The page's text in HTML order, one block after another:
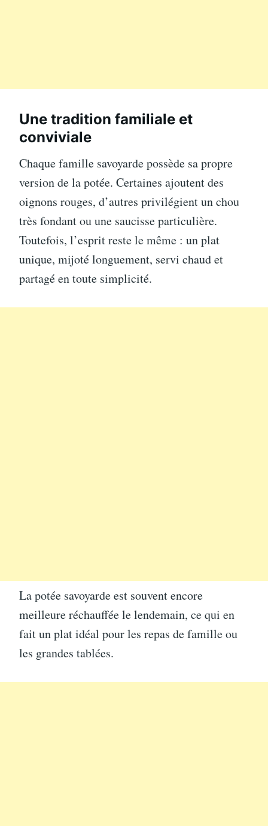
Une tradition familiale et
conviviale
Chaque famille savoyarde possède sa propre
version de la potée. Certaines ajoutent des
oignons rouges, d’autres privilégient un chou
très fondant ou une saucisse particulière.
Toutefois, l’esprit reste le même : un plat
unique, mijoté longuement, servi chaud et
partagé en toute simplicité.
La potée savoyarde est souvent encore
meilleure réchauffée le lendemain, ce qui en
fait un plat idéal pour les repas de famille ou
les grandes tablées.